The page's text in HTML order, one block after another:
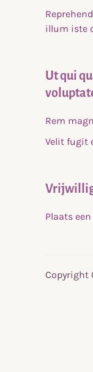
illum iste
Ut qui
Rem
Velit fugit
Plaats
Copyright